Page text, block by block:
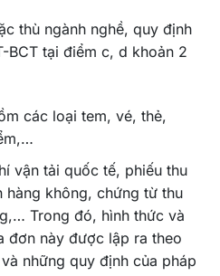
thù ngành nghề, quy định
BCT tại điểm c, d khoản 2
các loại tem, vé, thẻ,
vận tải quốc tế, phiếu thu
hàng không, chứng từ thu
Trong đó, hình thức và
đơn này được lập ra theo
những quy định của pháp